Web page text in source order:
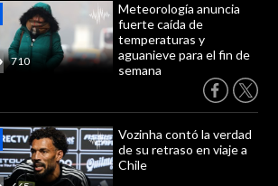
710
Meteorología anuncia
fuerte caída de
temperaturas y
aguanieve para el fin de
semana
Vozinha contó la verdad
de su retraso en viaje a
Chile